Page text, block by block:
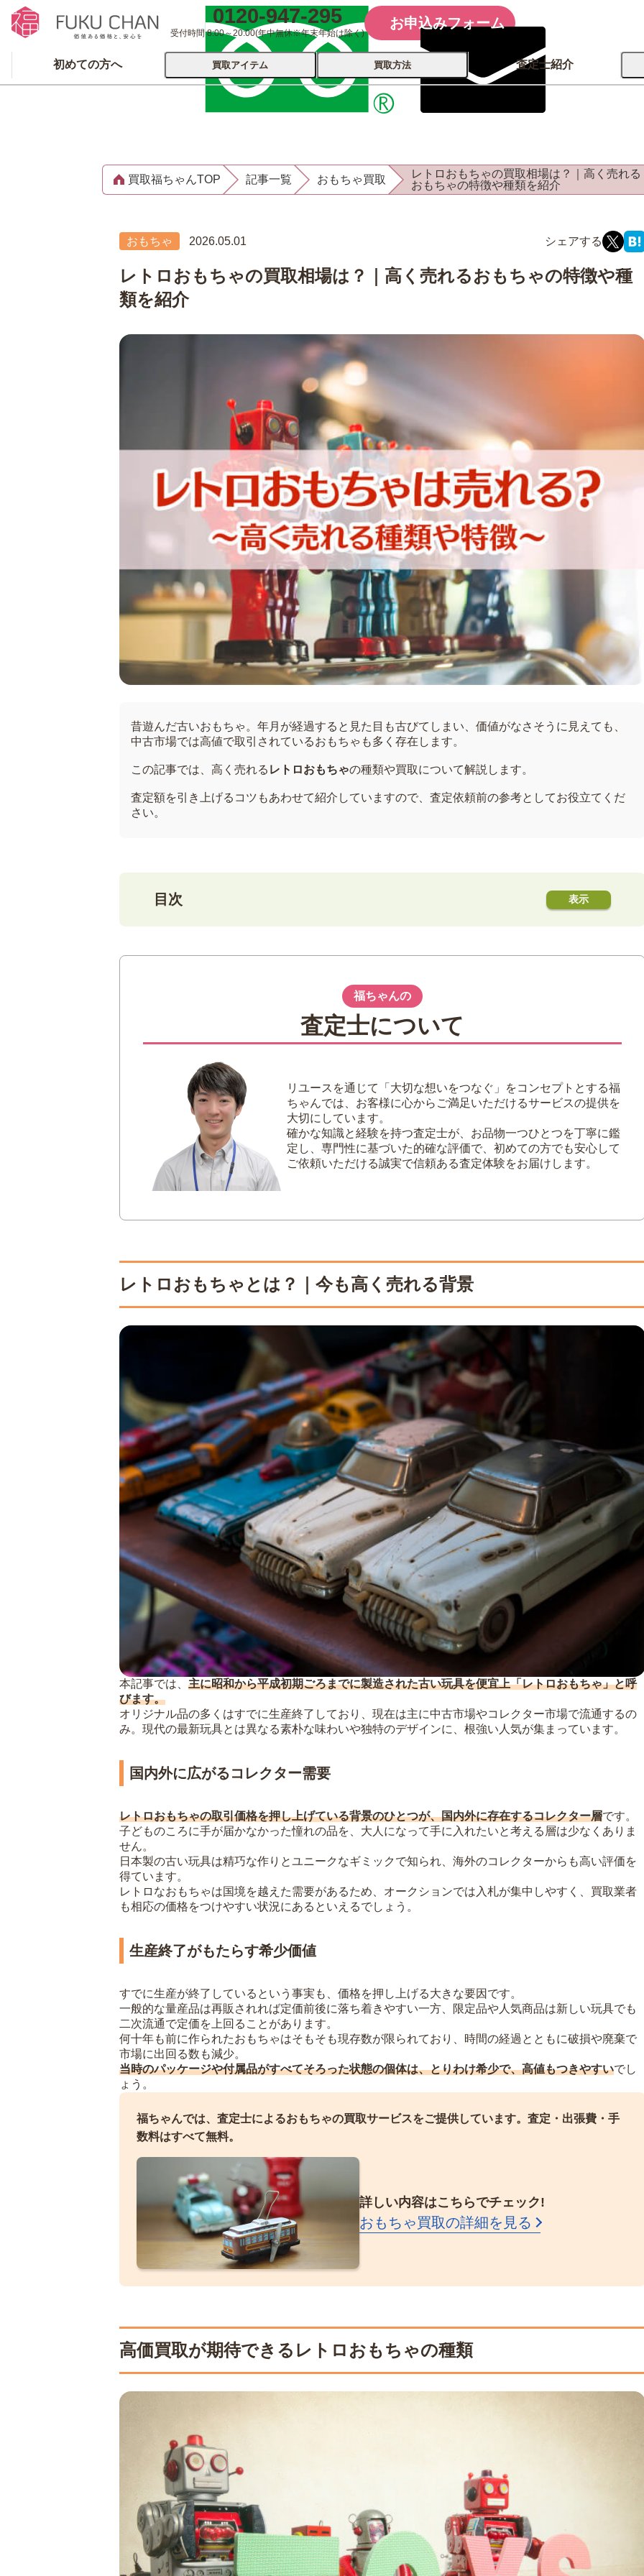
0120-947-295
受付時間 8:00～20:00(年中無休※年末年始は除く)
お申込みフォーム
初めての方へ 買取アイテム
ブランド
品
古銭 ⁄
記念硬貨
レコード カメラ
金 ⁄
貴金属
買取方法 査定士紹介
買取福ちゃんTOP 記事一覧 おもちゃ買取
レトロおもちゃの買取相場は？｜高く売れる
おもちゃの特徴や種類を紹介
おもちゃ 2026.05.01
レトロおもちゃの買取相場は？｜高く売れるおもちゃの特徴や種
類を紹介
昔遊んだ古いおもちゃ。年月が経過すると見た目も古びてしまい、価値がなさそうに見えても、
中古市場では高値で取引されているおもちゃも多く存在します。
この記事では、高く売れる レトロおもちゃの種類や買取について解説します。
査定額を引き上げるコツもあわせて紹介していますので、査定依頼前の参考としてお役立てくだ
さい。
目次
生産終了がもたらす希少価値
高価買取が期待できるレトロおもちゃの種類
ブリキのおもちゃ
超合金・ダイキャスト玩具
レトロゲーム（ファミコンなど）
ミニカー・模型
プラスチックモデル・未組み立てキット
鉄道模型
レトロおもちゃを高く売るための4つのコツ
無理な掃除はせず現状のまま査定に出す
4
レトロおもちゃの買取業者の選び方
おもちゃの買取実績が豊富にあるか
各種手数料の条件を確認する
自分に合った買取方法を選べるか
レトロおもちゃの買取なら福ちゃんへ
6
レトロおもちゃ買取に関するよくある質問（Q＆A）
Q. どんなおもちゃでも買い取ってもらえますか？
Q. 査定だけでもお願いできますか？
Q. 未開封のものは開けずに査定に出した方が良いですか？
福ちゃんの
査定士について
リユースを通じて「大切な想いをつなぐ」をコンセプトとする福
ちゃんでは、お客様に心からご満足いただけるサービスの提供を
大切にしています。
確かな知識と経験を持つ査定士が、お品物一つひとつを丁寧に鑑
定し、専門性に基づいた的確な評価で、初めての方でも安心して
ご依頼いただける誠実で信頼ある査定体験をお届けします。
レトロおもちゃとは？｜今も高く売れる背景
本記事では、 主に昭和から平成初期ごろまでに製造された古い玩具を便宜上「レトロおもちゃ」と呼
びます。
オリジナル品の多くはすでに生産終了しており、現在は主に中古市場やコレクター市場で流通するの
み。現代の最新玩具とは異なる素朴な味わいや独特のデザインに、根強い人気が集まっています。
国内外に広がるコレクター需要
レトロおもちゃの取引価格を押し上げている背景のひとつが、国内外に存在するコレクター層です。
子どものころに手が届かなかった憧れの品を、大人になって手に入れたいと考える層は少なくありま
せん。
日本製の古い玩具は精巧な作りとユニークなギミックで知られ、海外のコレクターからも高い評価を
得ています。
レトロなおもちゃは国境を越えた需要があるため、オークションでは入札が集中しやすく、買取業者
も相応の価格をつけやすい状況にあるといえるでしょう。
生産終了がもたらす希少価値
すでに生産が終了しているという事実も、価格を押し上げる大きな要因です。
一般的な量産品は再販されれば定価前後に落ち着きやすい一方、限定品や人気商品は新しい玩具でも
二次流通で定価を上回ることがあります。
何十年も前に作られたおもちゃはそもそも現存数が限られており、時間の経過とともに破損や廃棄で
市場に出回る数も減少。
当時のパッケージや付属品がすべてそろった状態の個体は、とりわけ希少で、高値もつきやすいでし
ょう。
福ちゃんでは、査定士によるおもちゃの買取サービスをご提供しています。 査定・出張費・手
数料はすべて無料。
詳しい内容はこちらでチェック!
おもちゃ買取の詳細を見る
高価買取が期待できるレトロおもちゃの種類